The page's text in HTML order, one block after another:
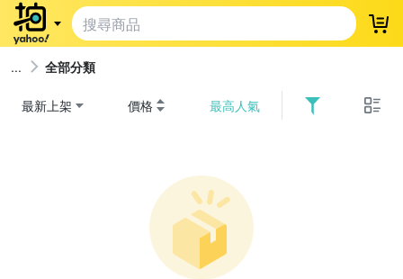
登
全部分類
最新上架 價格 最高人氣